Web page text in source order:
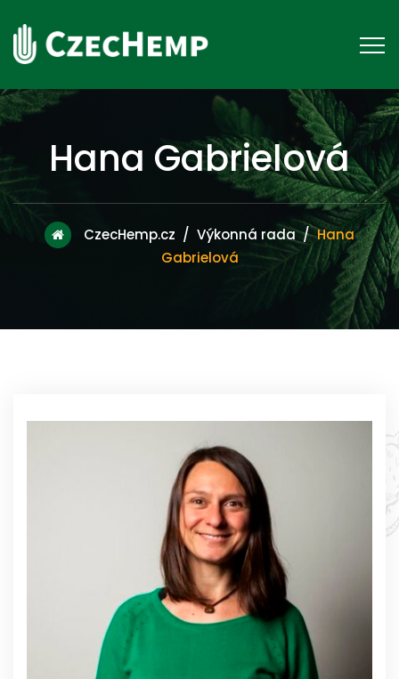
Hana Gabrielová
CzecHemp.cz / Výkonná rada/Hana
Gabrielová